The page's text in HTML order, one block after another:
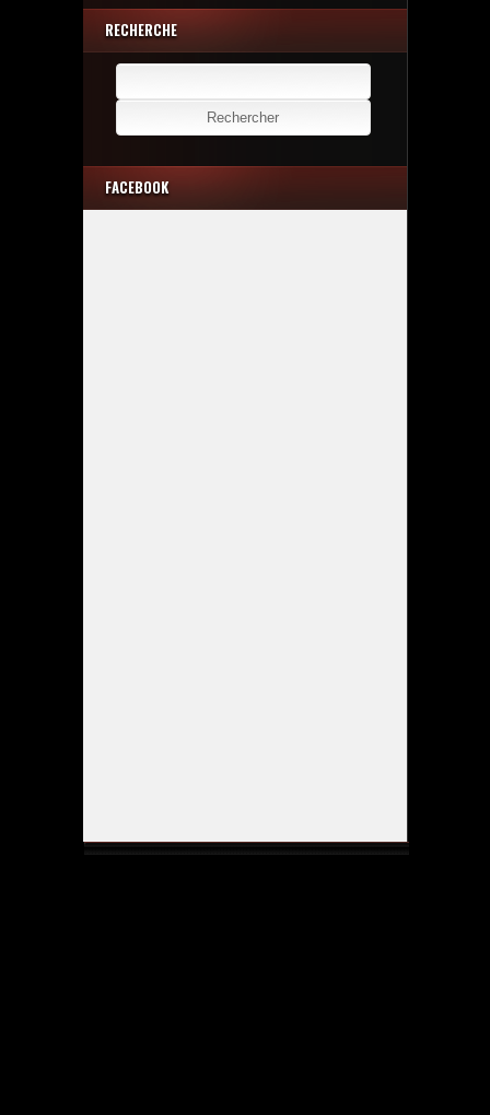
RECHERCHE
Rechercher :
FACEBOOK